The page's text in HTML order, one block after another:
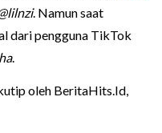
. Namun saat
dari pengguna TikTok
.
oleh BeritaHits.Id,